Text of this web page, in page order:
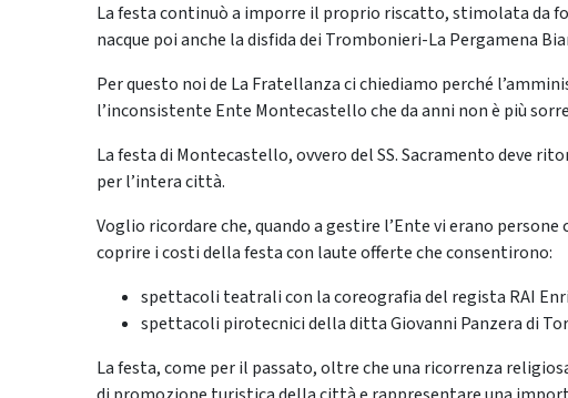
La festa continuò a imporre il proprio riscatto, stimolata da
nacque poi anche la disfida dei Trombonieri-La Pergamena
Per questo noi de La Fratellanza ci chiediamo perché
l’inconsistente Ente Montecastello che da anni non è più
La festa di Montecastello, ovvero del SS. Sacramento deve
per l’intera città.
Voglio ricordare che, quando a gestire l’Ente vi erano
coprire i costi della festa con laute offerte che consentirono:
spettacoli teatrali con la coreografia del regista RAI
spettacoli pirotecnici della ditta Giovanni Panzera di
La festa, come per il passato, oltre che una ricorrenza